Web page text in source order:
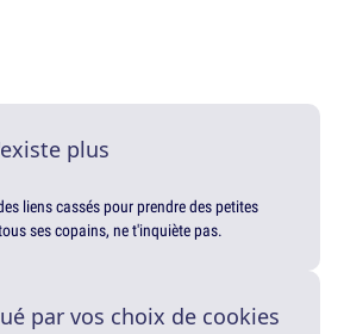
plus
liens cassés pour prendre des petites
ses copains, ne t'inquiète pas.
par vos choix de cookies